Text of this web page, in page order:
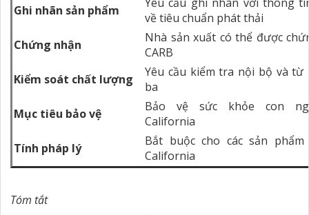
Ghi nhãn sản phẩm
về tiêu chuẩn phát thải
Chứng nhận
Nhà sản xuất có thể được
CARB
Kiểm soát chất lượng
Yêu cầu kiểm tra nội bộ và
ba
Mục tiêu bảo vệ
Bảo vệ sức khỏe con
California
Tính pháp lý
Bắt buộc cho các sản
California
Tóm tắt